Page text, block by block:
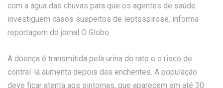
com a água das chuvas para que os agentes de saúde
investiguem casos suspeitos de leptospirose, informa
reportagem do jornal O Globo.
A doença é transmitida pela urina do rato e o risco de
contraí-la aumenta depois das enchentes. A população
deve ficar atenta aos sintomas, que aparecem em até 30